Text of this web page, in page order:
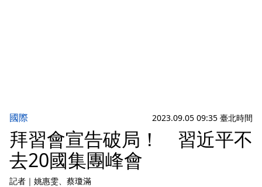
國際 2023.09.05 09:35 臺北時間
拜習會宣告破局！ 習近平不
去20國集團峰會
記者 ｜ 姚惠雯、蔡瓊滿